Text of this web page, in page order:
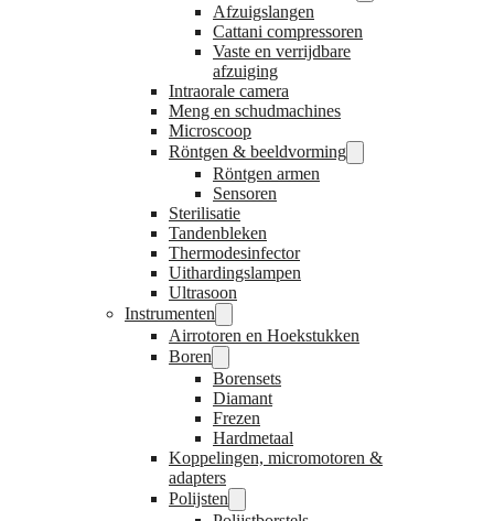
Afzuigslangen
Cattani compressoren
Vaste en verrijdbare
afzuiging
Intraorale camera
Meng en schudmachines
Microscoop
Röntgen & beeldvorming
Röntgen armen
Sensoren
Sterilisatie
Tandenbleken
Thermodesinfector
Uithardingslampen
Ultrasoon
Instrumenten
Airrotoren en Hoekstukken
Boren
Borensets
Diamant
Frezen
Hardmetaal
Koppelingen, micromotoren &
adapters
Polijsten